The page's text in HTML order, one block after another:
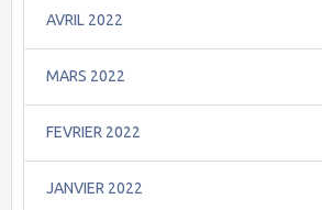
AVRIL 2022
MARS 2022
FEVRIER 2022
JANVIER 2022